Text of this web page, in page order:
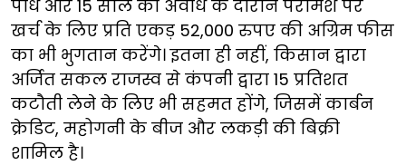
पौध और 15 साल की अवधि के दौरान परामर्श पर
खर्च के लिए प्रति एकड़ 52,000 रुपए की अग्रिम फीस
का भी भुगतान करेंगे। इतना ही नहीं, किसान द्वारा
अर्जित सकल राजस्व से कंपनी द्वारा 15 प्रतिशत
कटौती लेने के लिए भी सहमत होंगे, जिसमें कार्बन
क्रेडिट, महोगनी के बीज और लकड़ी की बिक्री
शामिल है।